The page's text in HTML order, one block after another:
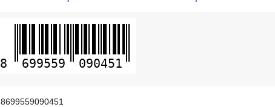
8 699559 090451
8699559090451